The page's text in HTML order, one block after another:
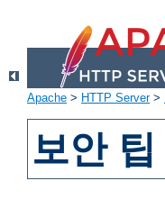
Apache > HTTP Server>
보안 팁